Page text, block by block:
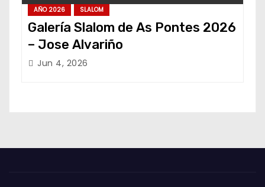
AÑO 2026 SLALOM
Galería Slalom de As Pontes 2026
– Jose Alvariño
Jun 4, 2026